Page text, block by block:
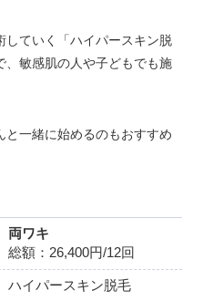
していく「ハイパースキン脱
、敏感肌の人や子どもでも施
と一緒に始めるのもおすすめ
両ワキ
総額：26,400円/12回
ハイパースキン脱毛